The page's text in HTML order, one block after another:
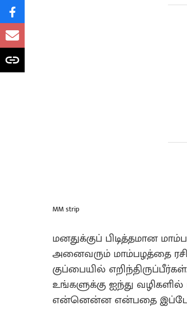
MM strip
மனதுக்குப் பிடித்தமான
அனைவரும் மாம்பழத்தை
குப்பையில்
உங்களுக்கு ஐந்து
என்னென்ன என்பதை